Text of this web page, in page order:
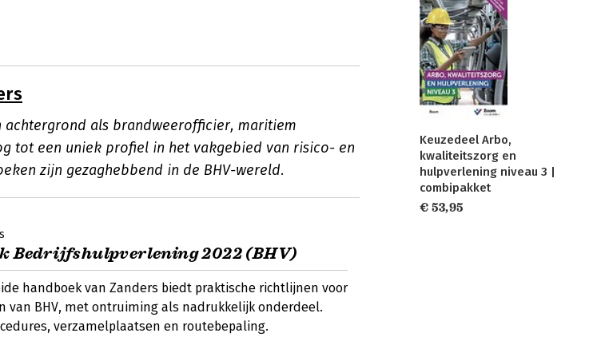
achtergrond als brandweerofficier, maritiem
tot een uniek profiel in het vakgebied van risico- en
zijn gezaghebbend in de BHV-wereld.
Bedrijfshulpverlening 2022 (BHV)
handboek van Zanders biedt praktische richtlijnen voor
van BHV, met ontruiming als nadrukkelijk onderdeel.
verzamelplaatsen en routebepaling.
Keuzedeel Arbo,
kwaliteitszorg en
hulpverlening niveau 3 |
combipakket
€ 53,95